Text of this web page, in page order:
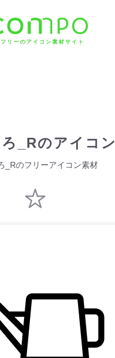
リーのアイコン素材サイト
_Rのアイコン
_Rのフリーアイコン素材